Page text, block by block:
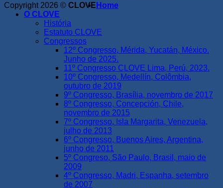
Copyright 2026 © CLOVE Home
O CLOVE
História
Estatuto CLOVE
Congressos
12º Congresso, Mérida, Yucatán, México.
Junho de 2025.
11º Congresso CLOVE Lima, Perú, 2023.
10º Congresso, Medellín, Colômbia,
outubro de 2019
9º Congresso, Brasília, novembro de 2017
8º Congresso, Concepción, Chile,
novembro de 2015
7º Congresso, Isla Margarita, Venezuela,
julho de 2013
6º Congresso, Buenos Aires, Argentina,
junho de 2011
5º Congreso, São Paulo, Brasil, maio de
2009
4º Congresso, Madri, Espanha, setembro
de 2007